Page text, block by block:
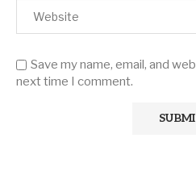
Save my name, email, and
next time I comment.